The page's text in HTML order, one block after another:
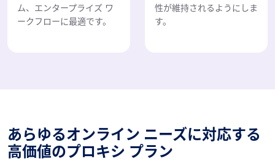
ム、エンタープライズ ワ
ークフローに最適です。
性が維持されるようにしま
す。
あらゆるオンライン ニーズに対応する
高価値のプロキシ プラン